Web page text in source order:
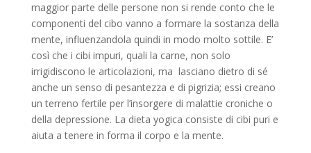
maggior parte delle persone non si rende conto che le
componenti del cibo vanno a formare la sostanza della
mente, influenzandola quindi in modo molto sottile. E’
così che i cibi impuri, quali la carne, non solo
irrigidiscono le articolazioni, ma lasciano dietro di sé
anche un senso di pesantezza e di pigrizia; essi creano
un terreno fertile per l’insorgere di malattie croniche o
della depressione. La dieta yogica consiste di cibi puri e
aiuta a tenere in forma il corpo e la mente.